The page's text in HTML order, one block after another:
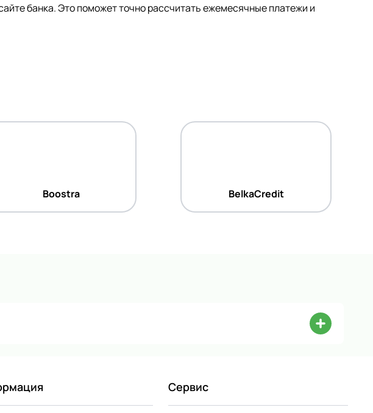
банка. Это поможет точно рассчитать ежемесячные платежи и
Boostra BelkaCredit
Сервис